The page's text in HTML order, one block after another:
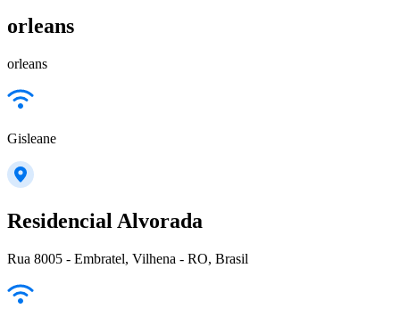
orleans
orleans
Gisleane
Residencial Alvorada
Rua 8005 - Embratel, Vilhena - RO, Brasil